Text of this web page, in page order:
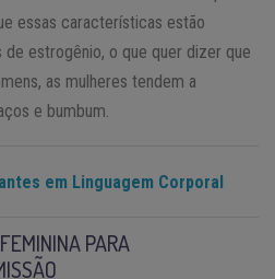
essas características estão
estrogênio, o que quer dizer que
as mulheres tendem a
e bumbum.
em Linguagem Corporal
PARA